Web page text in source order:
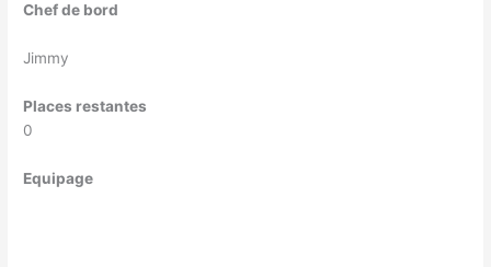
Chef de bord
Jimmy
Places restantes
0
Equipage